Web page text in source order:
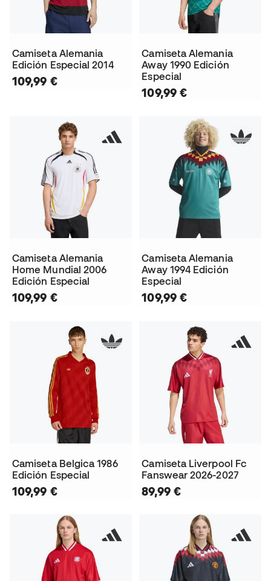
Camiseta Alemania
Edición Especial 2014
109,99 €
Camiseta Alemania
Away 1990 Edición
Especial
109,99 €
Camiseta Alemania
Home Mundial 2006
Edición Especial
109,99 €
Camiseta Alemania
Away 1994 Edición
Especial
109,99 €
Camiseta Belgica 1986
Edición Especial
109,99 €
Camiseta Liverpool Fc
Fanswear 2026-2027
89,99 €